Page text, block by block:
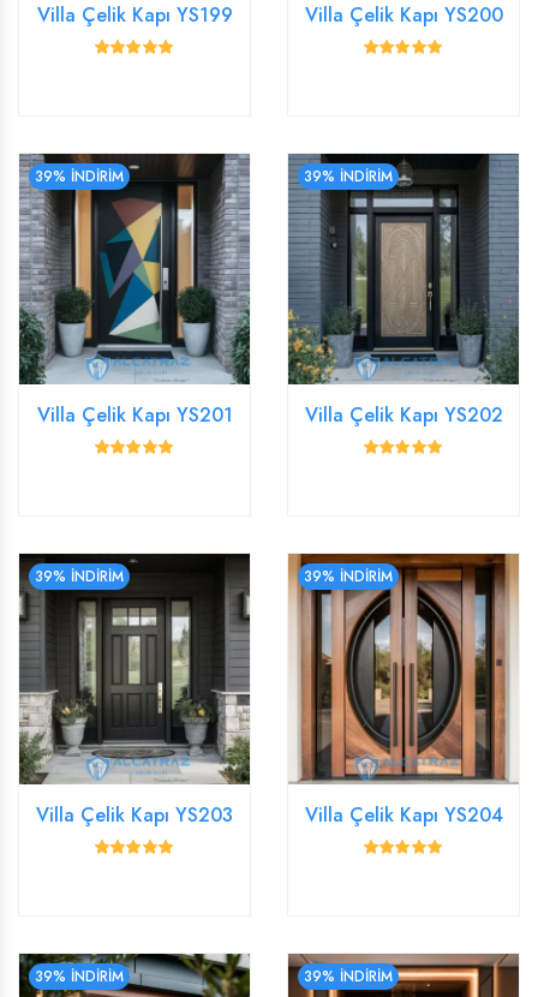
Villa Çelik Kapı YS199 Villa Çelik Kapı YS200
39% İNDİRİM
Villa Çelik Kapı YS201
39% İNDİRİM
Villa Çelik Kapı YS202
39% İNDİRİM
Villa Çelik Kapı YS203
39% İNDİRİM
Villa Çelik Kapı YS204
39% İNDİRİM 39% İNDİRİM